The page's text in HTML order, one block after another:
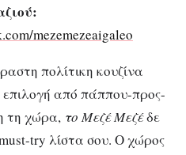
mezemezeaigaleo
πολίτικη κουζίνα
από πάππου-προς-
τη χώρα, το Μεζέ Μεζέδε
try λίστα σου. Ο χώρος